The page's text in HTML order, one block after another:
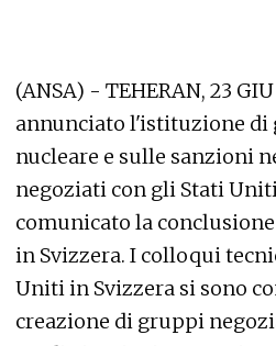
(ANSA) - TEHERAN, 23
annunciato l'istituzione di
nucleare e sulle sanzioni
negoziati con gli Stati
comunicato la
in Svizzera. I colloqui
Uniti in Svizzera si sono
creazione di gruppi